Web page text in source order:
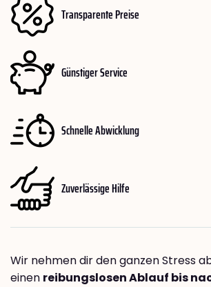
Transparente Preise
Günstiger Service
Schnelle Abwicklung
Zuverlässige Hilfe
Wir nehmen dir den ganzen Stress
einen reibungslosen Ablauf bis